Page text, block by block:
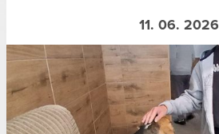
11. 06. 2026